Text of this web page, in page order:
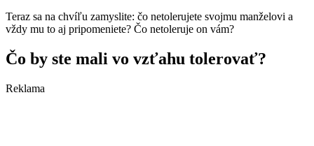
Teraz sa na chvíľu zamyslite: čo netolerujete svojmu manželovi a
vždy mu to aj pripomeniete? Čo netoleruje on vám?
Čo by ste mali vo vzťahu tolerovať?
Reklama